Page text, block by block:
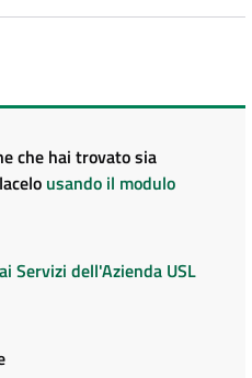
che hai trovato sia
usando il modulo
Servizi dell'Azienda USL